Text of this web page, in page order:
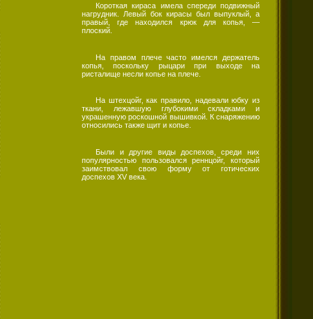
Короткая кираса имела спереди подвижный
нагрудник. Левый бок кирасы был выпуклый, а
правый, где находился крюк для копья, —
плоский.
На правом плече часто имелся держатель
копья, поскольку рыцари при выходе на
ристалище несли копье на плече.
На штехцойг, как правило, надевали юбку из
ткани, лежавшую глубокими складками и
украшенную роскошной вышивкой. К снаряжению
относились также щит и копье.
Были и другие виды доспехов, среди них
популярностью пользовался реннцойг, который
заимствовал свою форму от готических
доспехов XV века.